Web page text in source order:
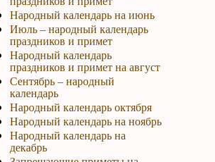
Народный календарь на июнь
Июль – народный календарь
праздников и примет
Народный календарь
праздников и примет на август
Сентябрь – народный
календарь
Народный календарь октября
Народный календарь на ноябрь
Народный календарь на
декабрь